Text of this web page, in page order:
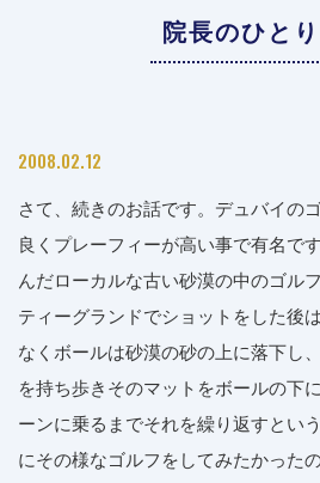
院長のひと
2008.02.12
さて、続きのお話です。デュバイの
良くプレーフィーが高い事で有名で
んだローカルな古い砂漠の中のゴル
ティーグランドでショットをした後
なくボールは砂漠の砂の上に落下し
を持ち歩きそのマットをボールの下
ーンに乗るまでそれを繰り返すとい
にその様なゴルフをしてみたかった